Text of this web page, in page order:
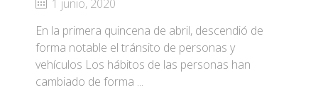
1 junio, 2020
En la primera quincena de abril, descendió de
forma notable el tránsito de personas y
vehículos Los hábitos de las personas han
cambiado de forma ...